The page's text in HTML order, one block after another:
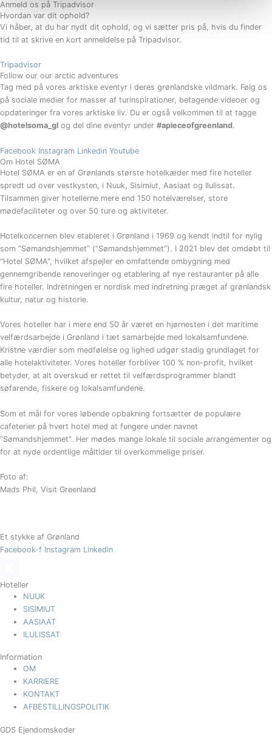
Anmeld os på Tripadvisor
Hvordan var dit ophold?
Vi håber, at du har nydt dit ophold, og vi sætter pris på, hvis du finder
tid til at skrive en kort anmeldelse på Tripadvisor.
Tripadvisor
Follow our our arctic adventures
Tag med på vores arktiske eventyr i deres grønlandske vildmark. Følg os
på sociale medier for masser af turinspirationer, betagende videoer og
opdateringer fra vores arktiske liv. Du er også velkommen til at tagge
@hotelsoma_gl og del dine eventyr under #apieceofgreenland.
Facebook Instagram Linkedin Youtube
Om Hotel SØMA
Hotel SØMA er en af Grønlands største hotelkæder med fire hoteller
spredt ud over vestkysten, i Nuuk, Sisimiut, Aasiaat og Ilulissat.
Tilsammen giver hotellerne mere end 150 hotelværelser, store
mødefaciliteter og over 50 ture og aktiviteter.
Hotelkoncernen blev etableret i Grønland i 1969 og kendt indtil for nylig
som ”Sømandshjemmet” (“Sømandshjemmet”). I 2021 blev det omdøbt til
"Hotel SØMA", hvilket afspejler en omfattende ombygning med
gennemgribende renoveringer og etablering af nye restauranter på alle
fire hoteller. Indretningen er nordisk med indretning præget af grønlandsk
kultur, natur og historie.
Vores hoteller har i mere end 50 år været en hjørnesten i det maritime
velfærdsarbejde i Grønland i tæt samarbejde med lokalsamfundene.
Kristne værdier som medfølelse og lighed udgør stadig grundlaget for
alle hotelaktiviteter. Vores hoteller forbliver 100 % non-profit, hvilket
betyder, at alt overskud er rettet til velfærdsprogrammer blandt
søfarende, fiskere og lokalsamfundene.
Som et mål for vores løbende opbakning fortsætter de populære
cafeterier på hvert hotel med at fungere under navnet
”Sømandshjemmet”. Her mødes mange lokale til sociale arrangementer og
for at nyde ordentlige måltider til overkommelige priser.
Foto af:
Mads Phil, Visit Greenland
Et stykke af Grønland
Facebook-f Instagram Linkedin
Hoteller
NUUK
SISIMIUT
AASIAAT
ILULISSAT
Information
OM
KARRIERE
KONTAKT
AFBESTILLINGSPOLITIK
GDS Ejendomskoder